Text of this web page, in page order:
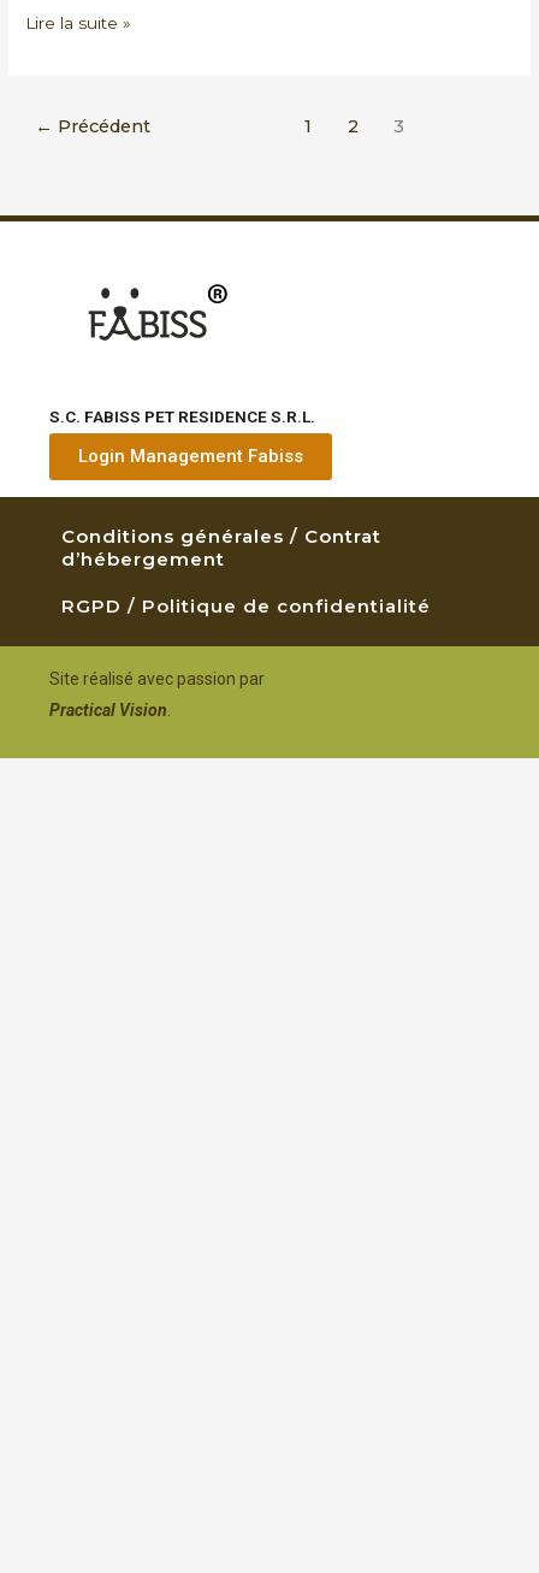
Lire la suite »
← Précédent 1 2 3
S.C. FABISS PET RESIDENCE S.R.L.
Login Management Fabiss
Conditions générales / Contrat
d’hébergement
RGPD / Politique de confidentialité
Site réalisé avec passion par
Practical Vision